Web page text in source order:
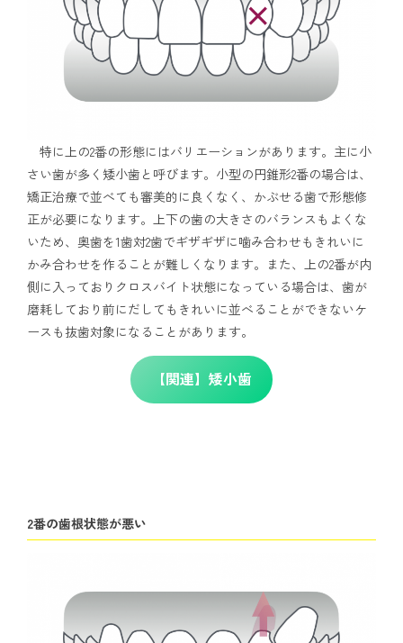
特に上の2番の形態にはバリエーションがあります。主に小
さい歯が多く矮小歯と呼びます。小型の円錐形2番の場合は、
矯正治療で並べても審美的に良くなく、かぶせる歯で形態修
正が必要になります。上下の歯の大きさのバランスもよくな
いため、奥歯を1歯対2歯でギザギザに噛み合わせもきれいに
かみ合わせを作ることが難しくなります。また、上の2番が内
側に入っておりクロスバイト状態になっている場合は、歯が
磨耗しており前にだしてもきれいに並べることができないケ
ースも抜歯対象になることがあります。
【関連】矮小歯
2番の歯根状態が悪い